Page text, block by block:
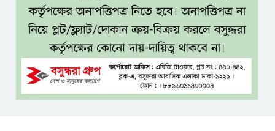
ও সম্মাননা
সাড়ে ৩ হাজার এতিম ও
মাদরাসাশিক্ষার্থীর খাবারের
আয়োজন করলেন প্রতিমন্ত্রী টুকু
অপ-সাংবাদিকতা পরিহার করে